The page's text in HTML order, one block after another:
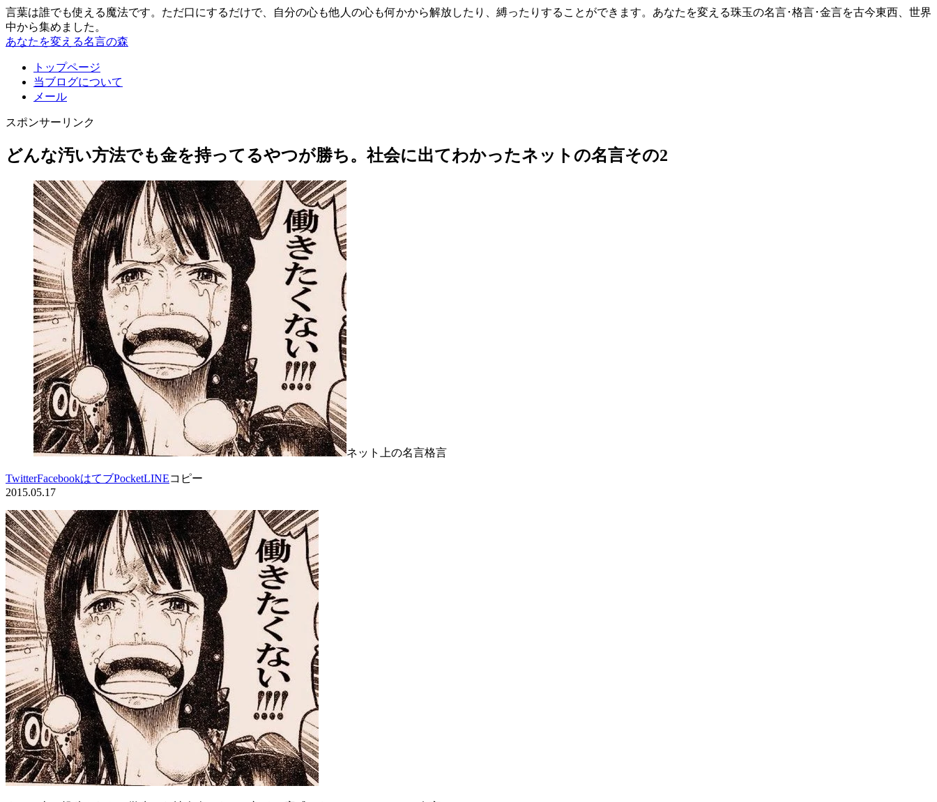
言葉は誰でも使える魔法です。ただ口にするだけで、自分の心も他人の心も何かから解放したり、縛ったりすることができます。あなたを変える珠玉の名言･格言･金言を古今東西、世界
中から集めました。
あなたを変える名言の森
トップページ
当ブログについて
メール
スポンサーリンク
どんな汚い方法でも金を持ってるやつが勝ち。社会に出てわかったネットの名言その2
ネット上の名言格言
TwitterFacebookはてブPocketLINEコピー
2015.05.17